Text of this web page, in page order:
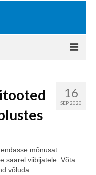
16
SEP 2020
mõnusat
saarel viibijatele. Võta
võluda